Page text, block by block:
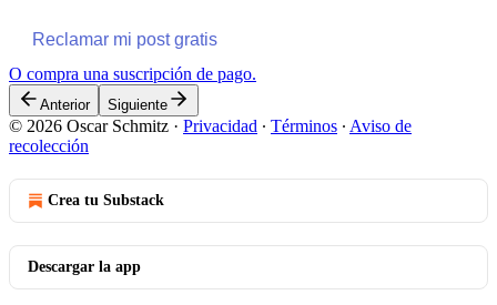
Reclamar mi post gratis
O compra una suscripción de pago.
Anterior Siguiente
© 2026 Oscar Schmitz · Privacidad ∙ Términos ∙ Aviso de
recolección
Crea tu Substack
Descargar la app